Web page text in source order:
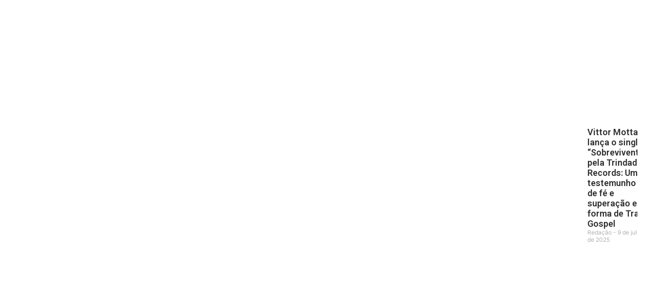
Vittor Motta
lança o single
“Sobrevivente”
pela Trindade
Records: Um
testemunho
de fé e
superação em
forma de Trap
Gospel
Redação
9 de julho
de 2025